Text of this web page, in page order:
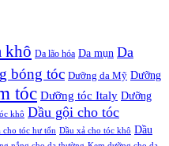
khô Da lão hóa Da mụn Da
bóng tóc Dưỡng da Mỹ Dưỡng
tóc Dưỡng tóc Italy Dưỡng
khô Dầu gội cho tóc
cho tóc hư tổn Dầu xả cho tóc khô Dầu